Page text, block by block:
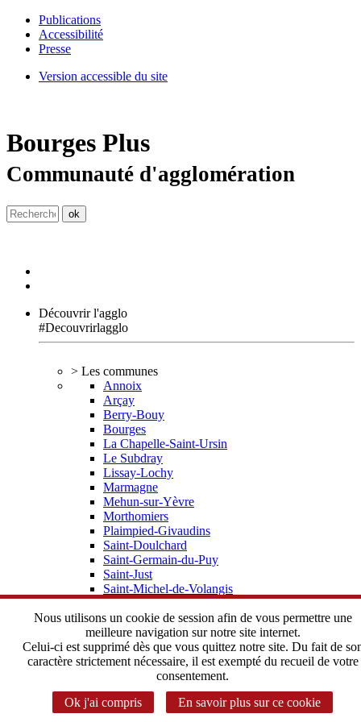
Publications
Accessibilité
Presse
Version accessible du site
Bourges Plus
Communauté d'agglomération
Découvrir l'agglo
#Decouvrirlagglo
> Les communes
Annoix
Arçay
Berry-Bouy
Bourges
La Chapelle-Saint-Ursin
Le Subdray
Lissay-Lochy
Marmagne
Mehun-sur-Yèvre
Morthomiers
Plaimpied-Givaudins
Saint-Doulchard
Saint-Germain-du-Puy
Saint-Just
Saint-Michel-de-Volangis
Trouy
Vorly
> Elus, statuts
Depuis 2002 une histoire commune
Le Bureau Communautaire
Le Conseil Communautaire
Les statuts de l'Agglomération
> Instances Communautaires
Nous utilisons un cookie de session afin de vous permettre une
meilleure navigation sur notre site internet.
Celui-ci est supprimé dès que vous quittez notre site. Du fait de
caractère strictement nécessaire, il est exempté du recueil de votre
consentement.
Ok j'ai compris
En savoir plus sur ce cookie